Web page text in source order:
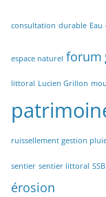
consultation durable Eau
espace naturel forum
littoral Lucien Grillon
ruissellement gestion
sentier sentier littoral SSB
érosion